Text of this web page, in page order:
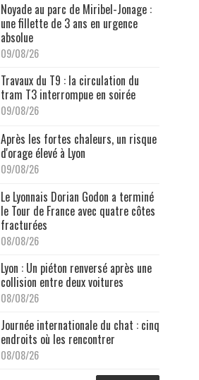
Noyade au parc de Miribel-Jonage :
une fillette de 3 ans en urgence
absolue
09/08/26
Travaux du T9 : la circulation du
tram T3 interrompue en soirée
09/08/26
Après les fortes chaleurs, un risque
d'orage élevé à Lyon
09/08/26
Le Lyonnais Dorian Godon a terminé
le Tour de France avec quatre côtes
fracturées
08/08/26
Lyon : Un piéton renversé après une
collision entre deux voitures
08/08/26
Journée internationale du chat : cinq
endroits où les rencontrer
08/08/26